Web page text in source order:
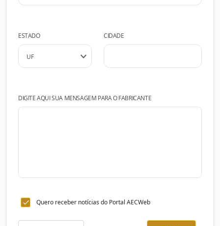
ESTADO CIDADE
DIGITE AQUI SUA MENSAGEM PARA O FABRICANTE
Quero receber notícias do Portal AECWeb